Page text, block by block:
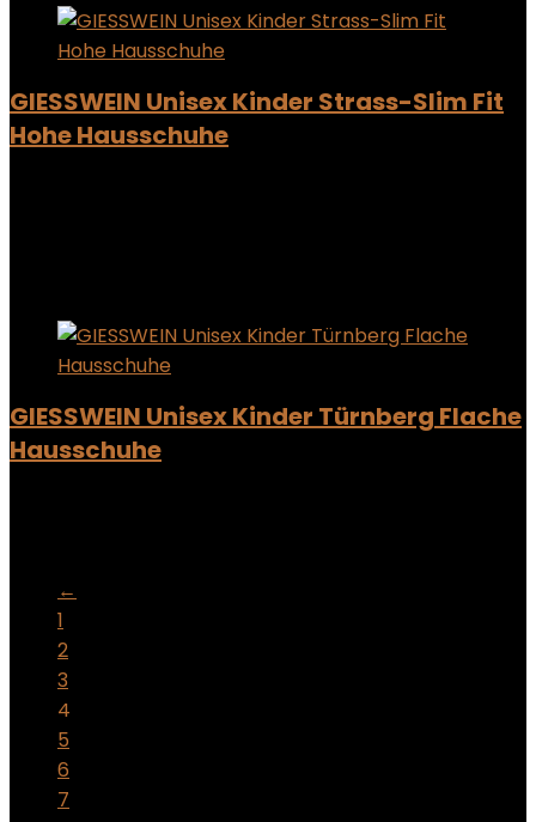
GIESSWEIN Unisex Kinder Strass-Slim Fit
Hohe Hausschuhe
GIESSWEIN Unisex Kinder Türnberg Flache
Hausschuhe
←
1
2
3
4
5
6
7